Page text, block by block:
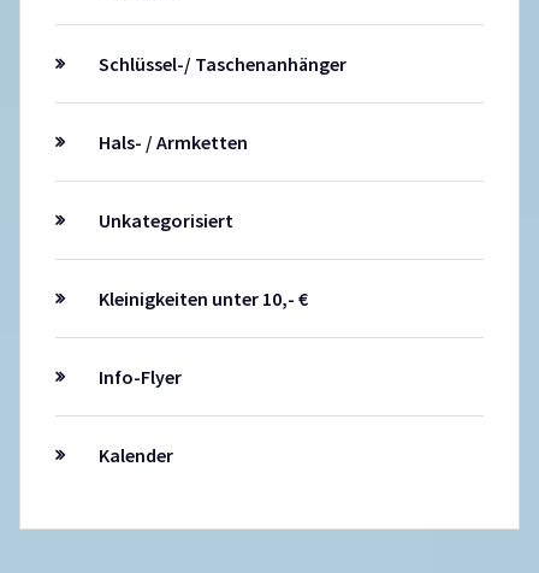
Schlüssel-/ Taschenanhänger
Hals- / Armketten
Unkategorisiert
Kleinigkeiten unter 10,- €
Info-Flyer
Kalender